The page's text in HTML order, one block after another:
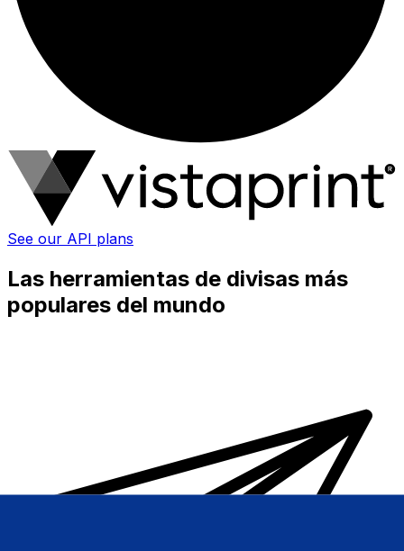
See our API plans
Las herramientas de divisas más
populares del mundo